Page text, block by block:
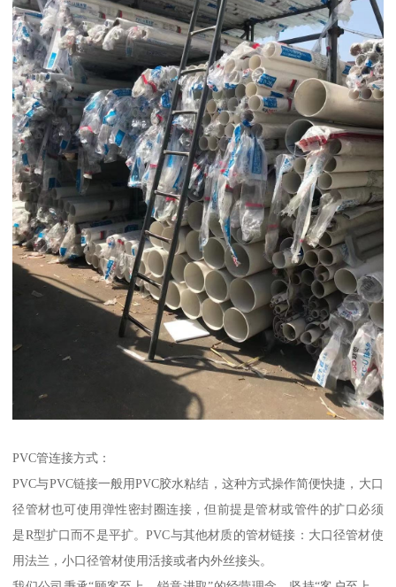
PVC管连接方式：
PVC与PVC链接一般用PVC胶水粘结，这种方式操作简便快捷，大口
径管材也可使用弹性密封圈连接，但前提是管材或管件的扩口必须
是R型扩口而不是平扩。PVC与其他材质的管材链接：大口径管材使
用法兰，小口径管材使用活接或者内外丝接头。